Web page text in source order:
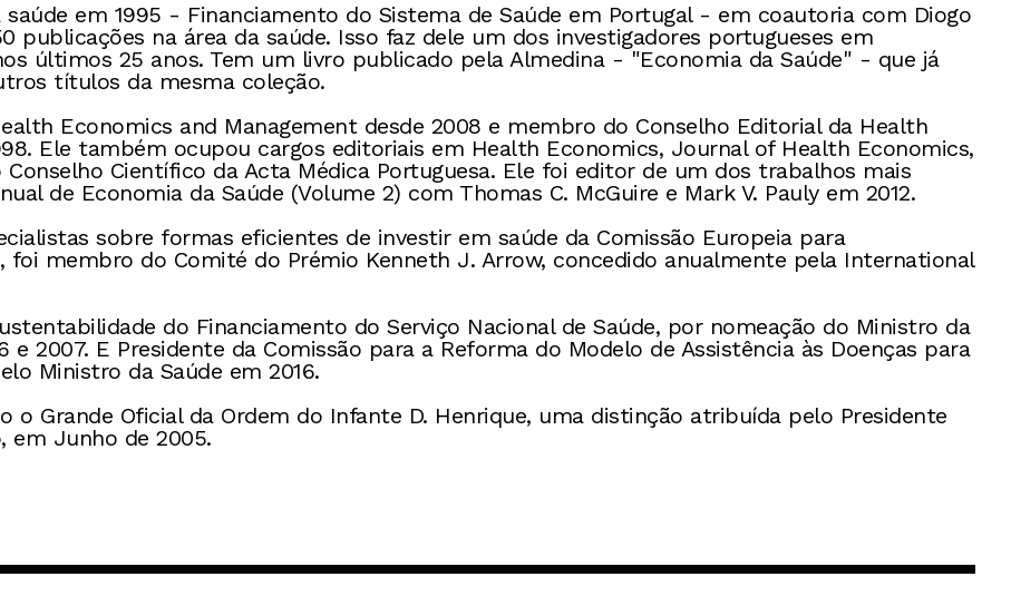
em 1995 - Financiamento do Sistema de Saúde em Portugal - em coautoria com Diogo
publicações na área da saúde. Isso faz dele um dos investigadores portugueses em
últimos 25 anos. Tem um livro publicado pela Almedina - "Economia da Saúde" - que já
títulos da mesma coleção.
Economics and Management desde 2008 e membro do Conselho Editorial da Health
Ele também ocupou cargos editoriais em Health Economics, Journal of Health Economics,
Científico da Acta Médica Portuguesa. Ele foi editor de um dos trabalhos mais
de Economia da Saúde (Volume 2) com Thomas C. McGuire e Mark V. Pauly em 2012.
sobre formas eficientes de investir em saúde da Comissão Europeia para
foi membro do Comité do Prémio Kenneth J. Arrow, concedido anualmente pela International
do Financiamento do Serviço Nacional de Saúde, por nomeação do Ministro da
2007. E Presidente da Comissão para a Reforma do Modelo de Assistência às Doenças para
Ministro da Saúde em 2016.
o Grande Oficial da Ordem do Infante D. Henrique, uma distinção atribuída pelo Presidente
em Junho de 2005.